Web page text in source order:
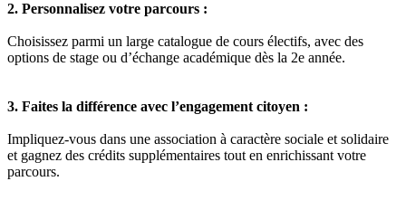
2. Personnalisez votre parcours :
Choisissez parmi un large catalogue de cours électifs, avec des
options de stage ou d’échange académique dès la 2e année.
3. Faites la différence avec l’engagement citoyen :
Impliquez-vous dans une association à caractère sociale et solidaire
et gagnez des crédits supplémentaires tout en enrichissant votre
parcours.